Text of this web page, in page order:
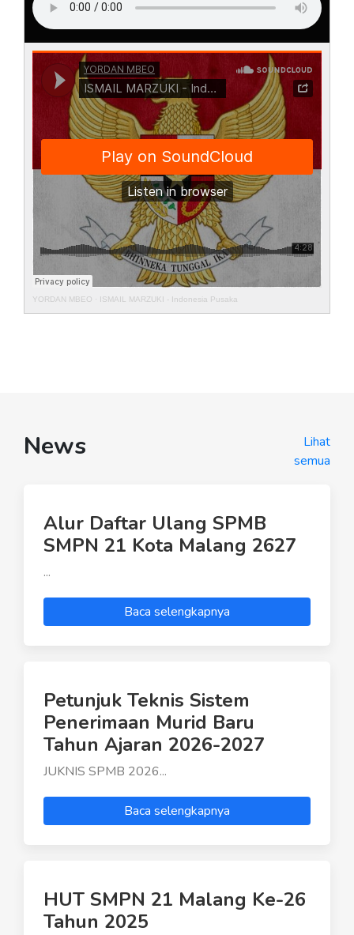
YORDAN MBEO · ISMAIL MARZUKI - Indonesia Pusaka
News
Lihat
semua
Alur Daftar Ulang SPMB
SMPN 21 Kota Malang 2627
...
Baca selengkapnya
Petunjuk Teknis Sistem
Penerimaan Murid Baru
Tahun Ajaran 2026-2027
JUKNIS SPMB 2026...
Baca selengkapnya
HUT SMPN 21 Malang Ke-26
Tahun 2025